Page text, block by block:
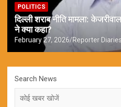
POLITICS
दिल्ली शराब नीति मामला:
ने क्या कहा?
February 27, 2026 Reporter Diaries
Search News